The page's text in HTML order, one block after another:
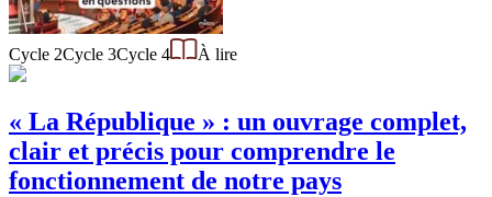
Cycle 2Cycle 3Cycle 4 À lire
« La République » : un ouvrage complet,
clair et précis pour comprendre le
fonctionnement de notre pays